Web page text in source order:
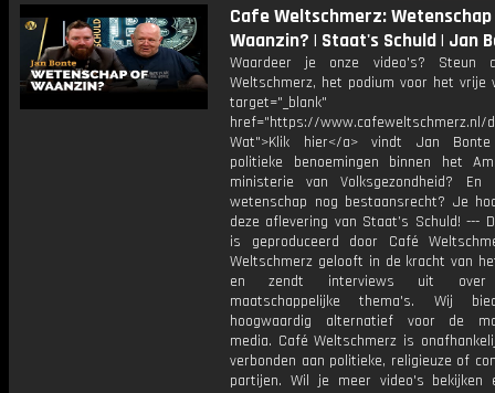
Cafe Weltschmerz:
Waanzin? | Staat's Schuld | Jan
Waardeer je onze video's? Steun
Weltschmerz, het podium voor het vrije
target="_blank"
href="https://www.cafeweltschmerz.nl/
Wat">Klik hier</a> vindt Jan
politieke benoemingen binnen het
ministerie van Volksgezondheid?
wetenschap nog bestaansrecht? Je
deze aflevering van Staat’s Schuld! ---
is geproduceerd door Café
Weltschmerz gelooft in de kracht van
en zendt interviews uit over
maatschappelijke thema's. Wij
hoogwaardig alternatief voor de
media. Café Weltschmerz is
verbonden aan politieke, religieuze of
partijen. Wil je meer video's bekijken